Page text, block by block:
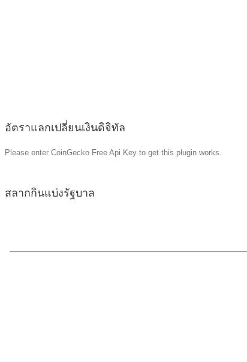
อัตราแลกเปลี่ยนเงินดิจิทัล
Please enter CoinGecko Free Api Key to get this plugin works.
สลากกินแบ่งรัฐบาล